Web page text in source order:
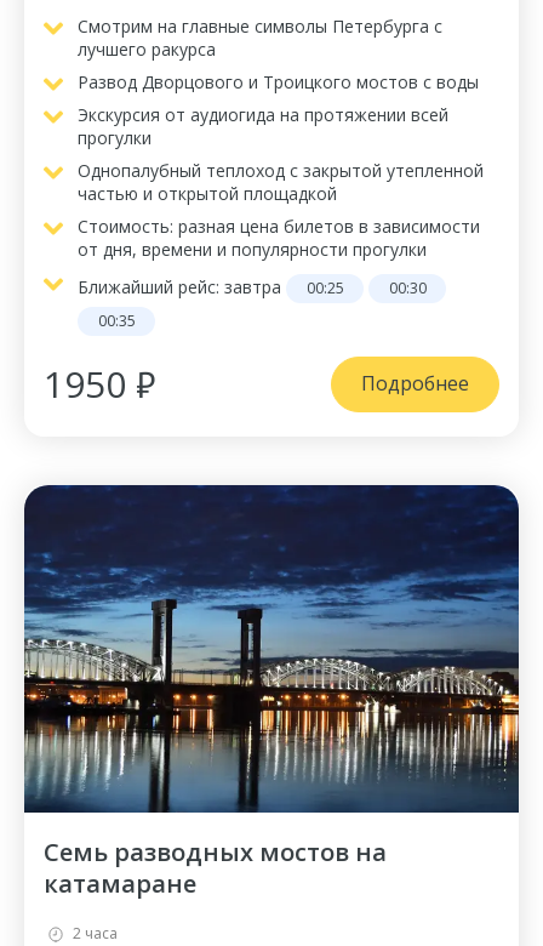
Смотрим на главные символы Петербурга с
лучшего ракурса
Развод Дворцового и Троицкого мостов с воды
Экскурсия от аудиогида на протяжении всей
прогулки
Однопалубный теплоход с закрытой утепленной
частью и открытой площадкой
Стоимость: разная цена билетов в зависимости
от дня, времени и популярности прогулки
Ближайший рейс: завтра 00:25
00:30
00:35
1950 ₽ Подробнее
Семь разводных мостов на
катамаране
2 часа